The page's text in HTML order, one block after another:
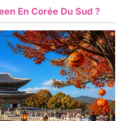
En Corée Du Sud ?